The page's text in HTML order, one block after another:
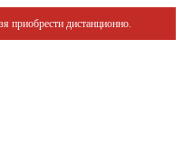
приобрести дистанционно.